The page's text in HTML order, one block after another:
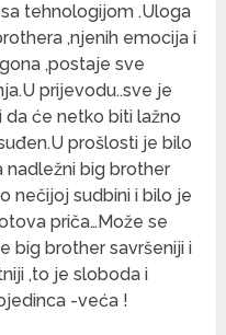
tehnologijom .Uloga
,njenih emocija i
,postaje sve
prijevodu..sve je
da će netko biti lažno
prošlosti je bilo
nadležni big brother
nečijoj sudbini i bilo je
priča…Može se
big brother savršeniji i
,to je sloboda i
-veća !